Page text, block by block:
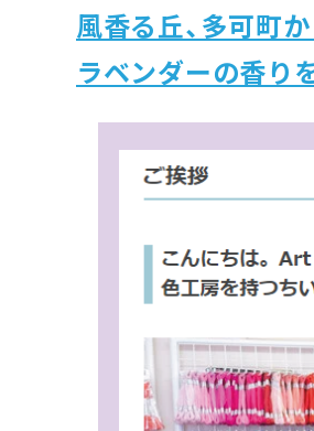
風香る丘、多可町
ラベンダーの香り